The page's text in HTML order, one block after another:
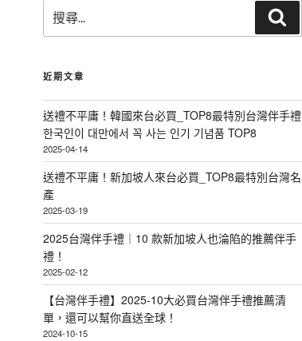
尋
關
字
尋
近期文章
送禮不平庸！韓國來台必買_TOP8最特別台灣伴手禮
한국인이 대만에서 꼭 사는 인기 기념품 TOP8
2025-04-14
送禮不平庸！新加坡人來台必買_TOP8最特別台灣名
產
2025-03-19
2025台灣伴手禮｜10 款新加坡人也淪陷的推薦伴手
禮！
2025-02-12
【台灣伴手禮】2025-10大必買台灣伴手禮推薦清
單，還可以幫你直送全球！
2024-10-15